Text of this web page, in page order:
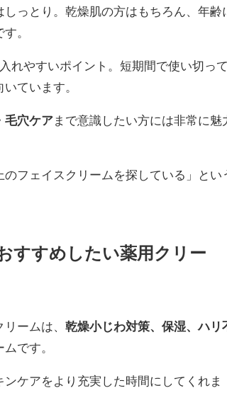
っとり。乾燥肌の方はもちろん、年齢
。
れやすいポイント。短期間で使い切って
ています。
毛穴ケアまで意識したい方には非常に魅
フェイスクリームを探している」とい
すすめしたい薬用クリー
リームは、乾燥小じわ対策、保湿、ハリ
です。
ケアをより充実した時間にしてくれま